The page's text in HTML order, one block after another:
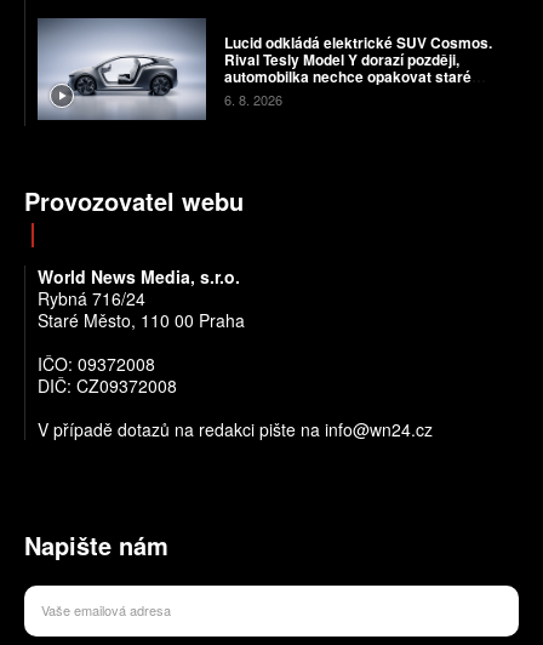
Lucid odkládá elektrické SUV Cosmos.
Rival Tesly Model Y dorazí později,
automobilka nechce opakovat staré
chyby
6. 8. 2026
Provozovatel webu
World News Media, s.r.o.
Rybná 716/24
Staré Město, 110 00 Praha
IČO: 09372008
DIČ: CZ09372008
V případě dotazů na redakci pište na info@wn24.cz
Napište nám